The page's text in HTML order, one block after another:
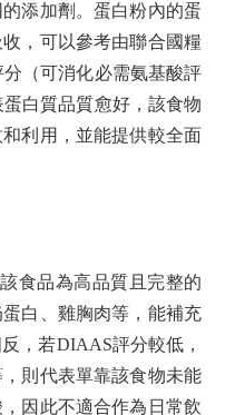
添加劑。蛋白粉內的蛋
，可以參考由聯合國糧
（可消化必需氨基酸評
白質品質愈好，該食物
利用，並能提供較全面
品為高品質且完整的
白、雞胸肉等，能補充
，若DIAAS評分較低，
則代表單靠該食物未能
因此不適合作為日常飲